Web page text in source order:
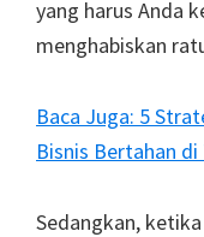
yang harus Anda
menghabiskan
Baca Juga: 5
Bisnis Bertahan
Sedangkan,